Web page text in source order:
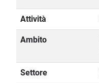
Attività
Ambito
Settore